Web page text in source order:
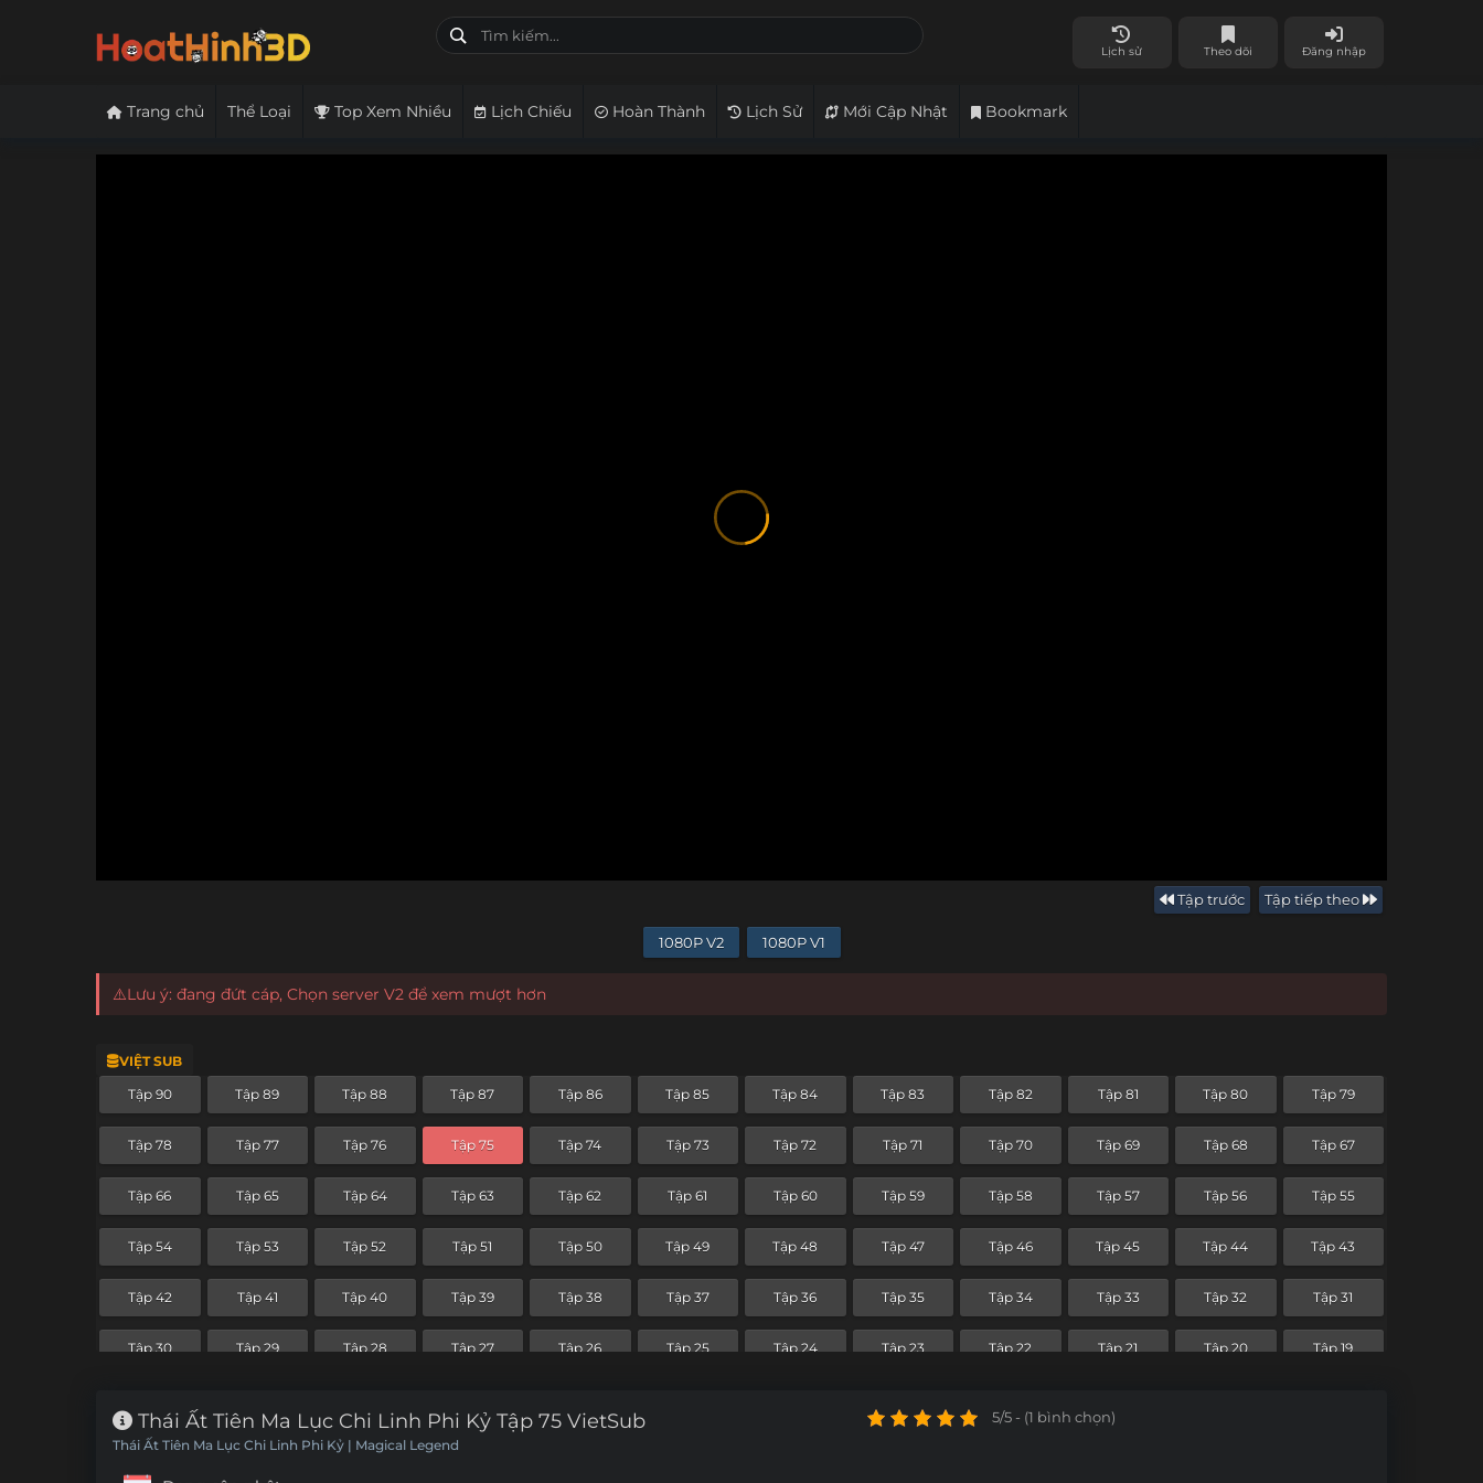
Lịch sử Theo dõi Đăng nhập
Trang chủ Thể Loại Top Xem Nhiều Lịch Chiếu Hoàn Thành Lịch Sử Mới Cập Nhật Bookmark
Tập trước Tập tiếp theo
1080P V2 1080P V1
⚠️Lưu ý: đang đứt cáp, Chọn server V2 để xem mượt hơn
VIỆT SUB
Tập 90 Tập 89 Tập 88 Tập 87 Tập 86 Tập 85 Tập 84 Tập 83 Tập 82 Tập 81 Tập 80 Tập 79
Tập 78 Tập 77 Tập 76 Tập 75 Tập 74 Tập 73 Tập 72 Tập 71 Tập 70 Tập 69 Tập 68 Tập 67
Tập 66 Tập 65 Tập 64 Tập 63 Tập 62 Tập 61 Tập 60 Tập 59 Tập 58 Tập 57 Tập 56 Tập 55
Tập 54 Tập 53 Tập 52 Tập 51 Tập 50 Tập 49 Tập 48 Tập 47 Tập 46 Tập 45 Tập 44 Tập 43
Tập 42 Tập 41 Tập 40 Tập 39 Tập 38 Tập 37 Tập 36 Tập 35 Tập 34 Tập 33 Tập 32 Tập 31
Tập 30 Tập 29 Tập 28 Tập 27 Tập 26 Tập 25 Tập 24 Tập 23 Tập 22 Tập 21 Tập 20 Tập 19
Tập 6 Tập 5 Tập 4 Tập 3
Thái Ất Tiên Ma Lục Chi Linh Phi Kỷ Tập 75 VietSub
Thái Ất Tiên Ma Lục Chi Linh Phi Kỷ | Magical Legend
5/5 - (1 bình chọn)